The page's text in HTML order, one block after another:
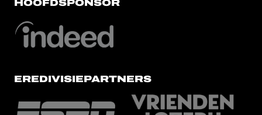
HOOFDSPONSOR
EREDIVISIEPARTNERS